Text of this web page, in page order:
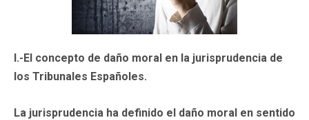
I.-El concepto de daño moral en la jurisprudencia de
los Tribunales Españoles.
La jurisprudencia ha definido el daño moral en sentido